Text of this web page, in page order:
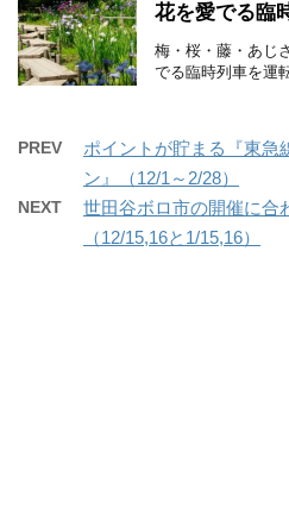
花を愛でる臨
梅・桜・藤・あじ
でる臨時列車を運
PREV
ポイントが貯まる『東急
ン』（12/1～2/28）
NEXT
世田谷ボロ市の開催に合
（12/15,16と1/15,16）